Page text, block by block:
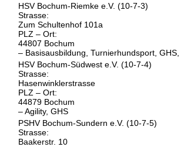
HSV Bochum-Riemke e.V. (10-7-3)
Strasse:
Zum Schultenhof 101a
PLZ – Ort:
44807 Bochum
– Basisausbildung, Turnierhundsport, GHS,
HSV Bochum-Südwest e.V. (10-7-4)
Strasse:
Hasenwinklerstrasse
PLZ – Ort:
44879 Bochum
– Agility, GHS
PSHV Bochum-Sundern e.V. (10-7-5)
Strasse:
Baakerstr. 10